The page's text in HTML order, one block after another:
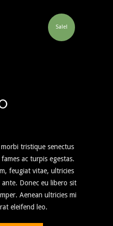
Sale!
tristique senectus
ac turpis egestas.
feugiat vitae, ultricies
Donec eu libero sit
Aenean ultricies mi
eleifend leo.